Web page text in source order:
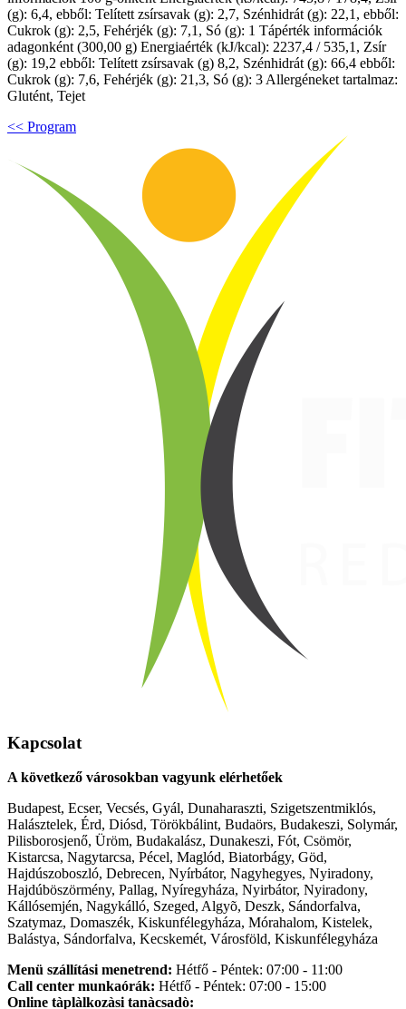
(g): 6,4, ebből: Telített zsírsavak (g): 2,7, Szénhidrát (g): 22,1, ebből:
Cukrok (g): 2,5, Fehérjék (g): 7,1, Só (g): 1 Tápérték információk
adagonként (300,00 g) Energiaérték (kJ/kcal): 2237,4 / 535,1, Zsír
(g): 19,2 ebből: Telített zsírsavak (g) 8,2, Szénhidrát (g): 66,4 ebből:
Cukrok (g): 7,6, Fehérjék (g): 21,3, Só (g): 3 Allergéneket tartalmaz:
Glutént, Tejet
<< Program
Kapcsolat
A következő városokban vagyunk elérhetőek
Budapest, Ecser, Vecsés, Gyál, Dunaharaszti, Szigetszentmiklós,
Halásztelek, Érd, Diósd, Törökbálint, Budaörs, Budakeszi, Solymár,
Pilisborosjenő, Üröm, Budakalász, Dunakeszi, Fót, Csömör,
Kistarcsa, Nagytarcsa, Pécel, Maglód, Biatorbágy, Göd,
Hajdúszoboszló, Debrecen, Nyírbátor, Nagyhegyes, Nyiradony,
Hajdúböszörmény, Pallag, Nyíregyháza, Nyirbátor, Nyiradony,
Kállósemjén, Nagykálló, Szeged, Algyõ, Deszk, Sándorfalva,
Szatymaz, Domaszék, Kiskunfélegyháza, Mórahalom, Kistelek,
Balástya, Sándorfalva, Kecskemét, Városföld, Kiskunfélegyháza
Menü szállítási menetrend: Hétfő - Péntek: 07:00 - 11:00
Call center munkaórák: Hétfő - Péntek: 07:00 - 15:00
Online tàplàlkozàsi tanàcsadò: